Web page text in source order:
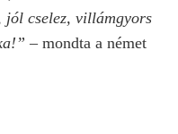
jól cselez, villámgyors
– mondta a német